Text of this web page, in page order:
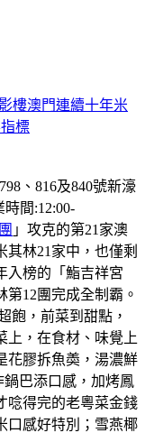
樓澳門連續十年米
標
、816及840號新濠
時間:12:00-
」攻克的第21家澳
其林21家中，也僅剩
入榜的「鮨吉祥宮
12團完成全制霸。
飽，前菜到甜點，
上，在食材、味覺上
花膠拆魚𡙡，湯濃鮮
巴添口感，加烤鳳
唸得完的老粵菜金錢
口感好特別；雪燕椰